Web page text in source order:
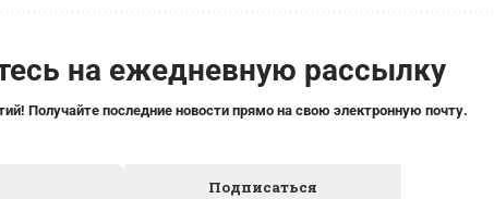
на ежедневную рассылку
Получайте последние новости прямо на свою электронную почту.